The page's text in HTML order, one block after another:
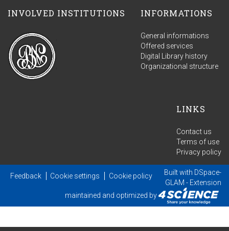
INVOLVED INSTITUTIONS INFORMATIONS
General informations
Offered services
Digital Library history
Organizational structure
LINKS
Contact us
Terms of use
Privacy policy
Feedback Cookie settings Cookie policy Built with DSpace-
GLAM - Extension
maintained and optimized by